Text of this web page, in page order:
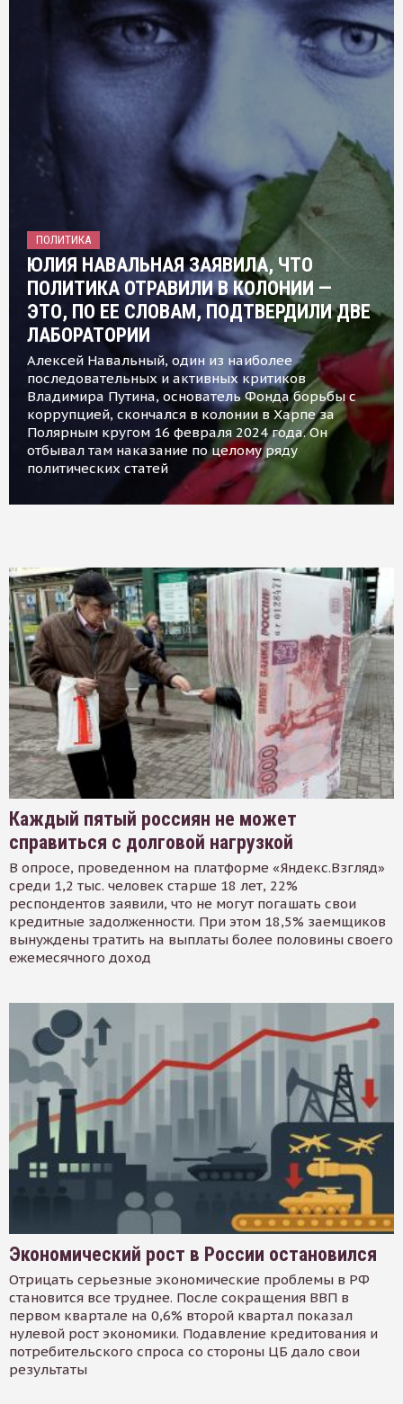
ПОЛИТИКА
ЮЛИЯ НАВАЛЬНАЯ ЗАЯВИЛА, ЧТО
ПОЛИТИКА ОТРАВИЛИ В КОЛОНИИ —
ЭТО, ПО ЕЕ СЛОВАМ, ПОДТВЕРДИЛИ ДВЕ
ЛАБОРАТОРИИ
Алексей Навальный, один из наиболее
последовательных и активных критиков
Владимира Путина, основатель Фонда борьбы с
коррупцией, скончался в колонии в Харпе за
Полярным кругом 16 февраля 2024 года. Он
отбывал там наказание по целому ряду
политических статей
Каждый пятый россиян не может
справиться с долговой нагрузкой
В опросе, проведенном на платформе «Яндекс.Взгляд»
среди 1,2 тыс. человек старше 18 лет, 22%
респондентов заявили, что не могут погашать свои
кредитные задолженности. При этом 18,5% заемщиков
вынуждены тратить на выплаты более половины своего
ежемесячного доход
Экономический рост в России остановился
Отрицать серьезные экономические проблемы в РФ
становится все труднее. После сокращения ВВП в
первом квартале на 0,6% второй квартал показал
нулевой рост экономики. Подавление кредитования и
потребительского спроса со стороны ЦБ дало свои
результаты